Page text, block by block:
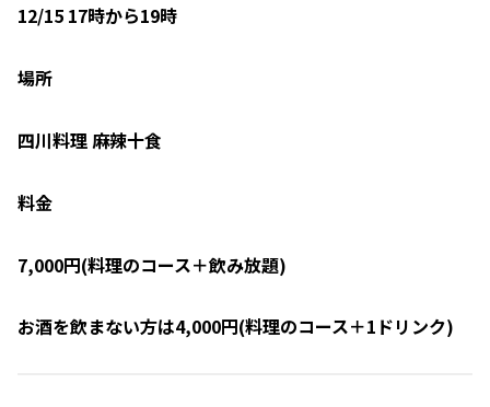
12/15 17時から19時
場所
四川料理 麻辣十食
料金
7,000円(料理のコース＋飲み放題)
お酒を飲まない方は4,000円(料理のコース＋1ドリンク)